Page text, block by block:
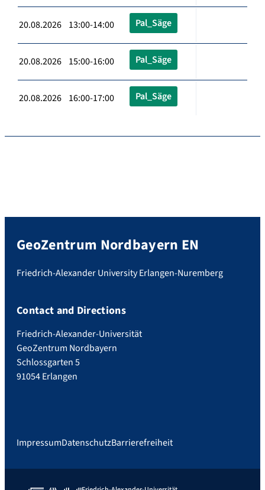
20.08.2026 13:00-14:00 Pal_Säge
20.08.2026 15:00-16:00 Pal_Säge
20.08.2026 16:00-17:00 Pal_Säge
GeoZentrum Nordbayern EN
Friedrich-Alexander University Erlangen-Nuremberg
Contact and Directions
Friedrich-Alexander-Universität
GeoZentrum Nordbayern
Schlossgarten 5
91054 Erlangen
ImpressumDatenschutzBarrierefreiheit